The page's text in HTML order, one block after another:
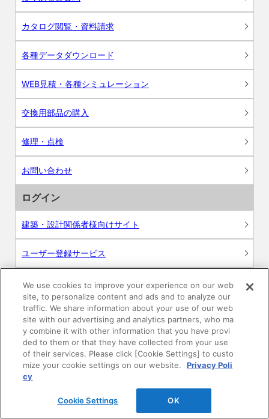
カタログ閲覧・資料請求
各種データダウンロード
WEB見積・各種シミュレーション
交換用部品の購入
修理・点検
お問い合わせ
ログイン
建築・設計関係者様向けサイト
ユーザー登録サービス
WEB見積システム
収納プランニングソフト
画像
We use cookies to improve your experience on our web
site, to personalize content and ads and to analyze our
traffic. We share information about your use of our web
site with our advertising and analytics partners, who ma
y combine it with other information that you have provi
ded to them or that they have collected from your use
of their services. Please click [Cookie Settings] to custo
mize your cookie settings on our website.
Privacy Poli
cy
Cookie Settings OK